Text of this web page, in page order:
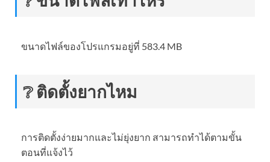
ขนาดไฟล์ของโปรแกรมอยู่ที่ 583.4 MB
❔ ติดตั้งยากไหม
การติดตั้งง่ายมากและไม่ยุ่งยาก สามารถทำได้ตามขั้น
ตอนที่แจ้งไว้